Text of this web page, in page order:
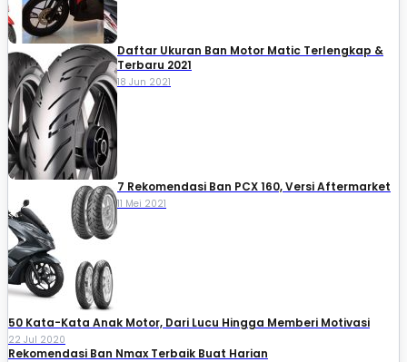
Daftar Ukuran Ban Motor Matic Terlengkap &
Terbaru 2021
18 Jun 2021
7 Rekomendasi Ban PCX 160, Versi Aftermarket
11 Mei 2021
50 Kata-Kata Anak Motor, Dari Lucu Hingga Memberi Motivasi
22 Jul 2020
Rekomendasi Ban Nmax Terbaik Buat Harian